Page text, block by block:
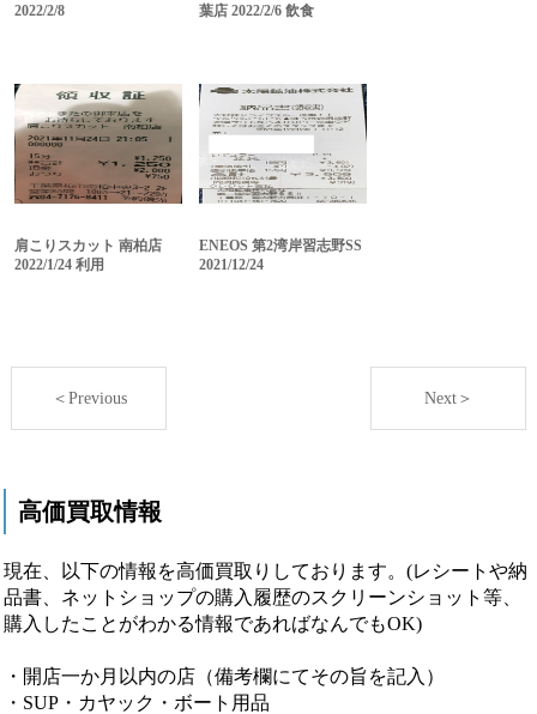
2022/2/8 葉店 2022/2/6 飲食
肩こりスカット 南柏店
2022/1/24 利用
ENEOS 第2湾岸習志野SS
2021/12/24
＜Previous Next＞
高価買取情報
現在、以下の情報を高価買取りしております。(レシートや納
品書、ネットショップの購入履歴のスクリーンショット等、
購入したことがわかる情報であればなんでもOK)
・開店一か月以内の店（備考欄にてその旨を記入）
・SUP・カヤック・ボート用品